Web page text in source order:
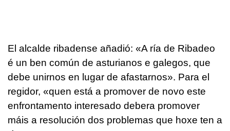
El alcalde ribadense añadió: «A ría de Ribadeo
é un ben común de asturianos e galegos, que
debe unirnos en lugar de afastarnos». Para el
regidor, «quen está a promover de novo este
enfrontamento interesado debera promover
máis a resolución dos problemas que hoxe ten a